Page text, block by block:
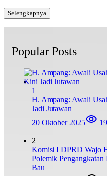
Selengkapnya
Popular Posts
1
H. Ampang: Awali
Jadi Jutawan
20 Oktober 2025
2
Komisi I DPRD Wajo
Polemik
Bau